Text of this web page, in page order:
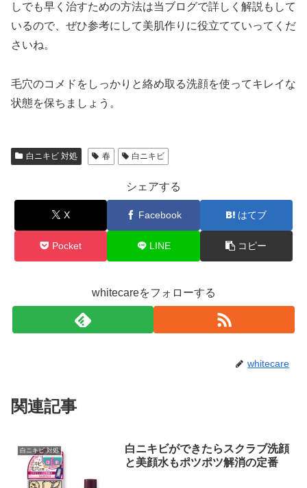
しでも早く治すための方法は当ブログで詳しく解説もして
いるので、ぜひ参考にして美肌作りに役立てていってくだ
さいね。
毛穴のコメドをしっかりと絡め取る洗顔を使ってキレイな
状態を保ちましょう。
白ニキビ 対処 春 白ニキビ
シェアする
X Facebook はてブ
Pocket LINE コピー
whitecareをフォローする
whitecare
関連記事
白ニキビ 対処
白ニキビができたらスクラブ洗顔
と美顔水もポツポツ解消の定番